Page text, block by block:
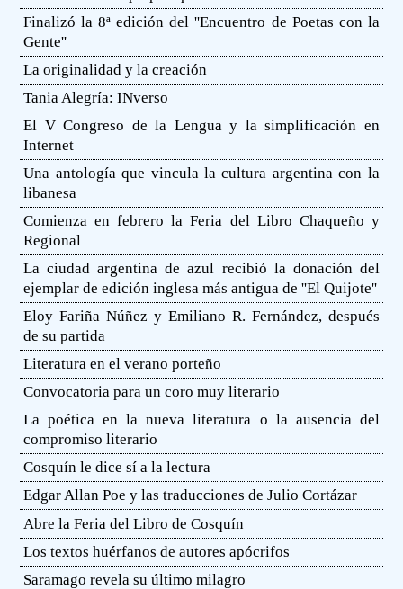
Finalizó la 8ª edición del ''Encuentro de Poetas con la
Gente''
La originalidad y la creación
Tania Alegría: INverso
El V Congreso de la Lengua y la simplificación en
Internet
Una antología que vincula la cultura argentina con la
libanesa
Comienza en febrero la Feria del Libro Chaqueño y
Regional
La ciudad argentina de azul recibió la donación del
ejemplar de edición inglesa más antigua de ''El Quijote''
Eloy Fariña Núñez y Emiliano R. Fernández, después
de su partida
Literatura en el verano porteño
Convocatoria para un coro muy literario
La poética en la nueva literatura o la ausencia del
compromiso literario
Cosquín le dice sí a la lectura
Edgar Allan Poe y las traducciones de Julio Cortázar
Abre la Feria del Libro de Cosquín
Los textos huérfanos de autores apócrifos
Saramago revela su último milagro